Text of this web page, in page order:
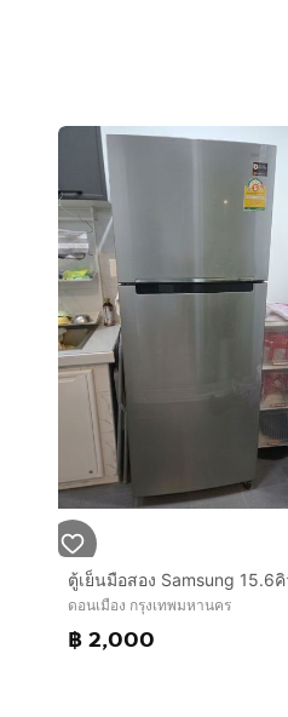
ตู้เย็นมือสอง Samsung 15.6
ดอนเมือง กรุงเทพมหานคร
฿ 2,000